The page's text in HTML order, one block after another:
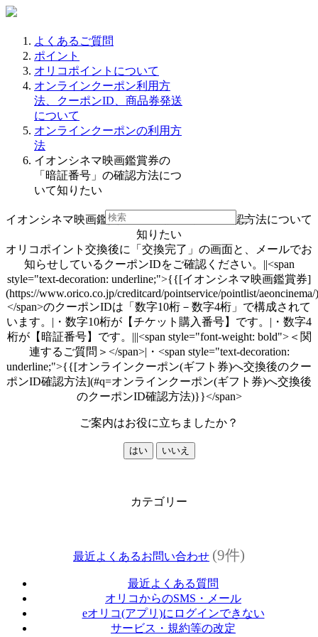
よくあるご質問
ポイント
オリコポイントについて
オンラインクーポン利用方
法、クーポンID、商品券発送
について
オンラインクーポンの利用方
法
イオンシネマ映画鑑賞券の
「暗証番号」の確認方法につ
いて知りたい
イオンシネマ映画鑑賞券の「暗証番号」の確認方法について
知りたい
オリコポイント交換後に「交換完了」の画面と、メールでお
知らせしているクーポンIDをご確認ください。||<span
style="text-decoration: underline;">{{[イオンシネマ映画鑑賞券]
(https://www.orico.co.jp/creditcard/pointservice/pointlist/
</span>のクーポンIDは「数字10桁－数字4桁」で構成されて
います。|・数字10桁が【チケット購入番号】です。|・数字4
桁が【暗証番号】です。|||<span style="font-weight: bold">＜関
連するご質問＞</span>|・<span style="text-decoration:
underline;">{{[オンラインクーポン(ギフト券)へ交換後のクー
ポンID確認方法](#q=オンラインクーポン(ギフト券)へ交換後
のクーポンID確認方法)}}</span>
ご案内はお役に立ちましたか？
はい いいえ
カテゴリー
最近よくあるお問い合わせ (9件)
最近よくある質問
オリコからのSMS・メール
eオリコ(アプリ)にログインできない
サービス・規約等の改定